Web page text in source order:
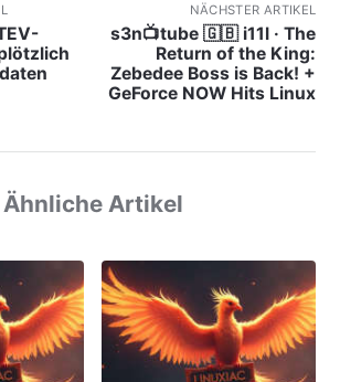
NÄCHSTER ARTIKEL
s3n📺tube 🇬🇧 i11l · The
Return of the King:
Zebedee Boss is Back! +
GeForce NOW Hits Linux
Ähnliche Artikel